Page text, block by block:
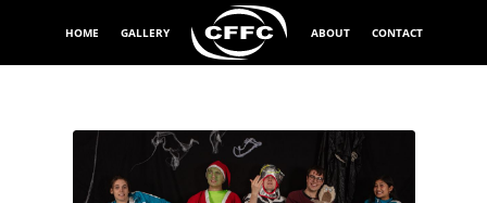
HOME GALLERY ABOUT CONTACT